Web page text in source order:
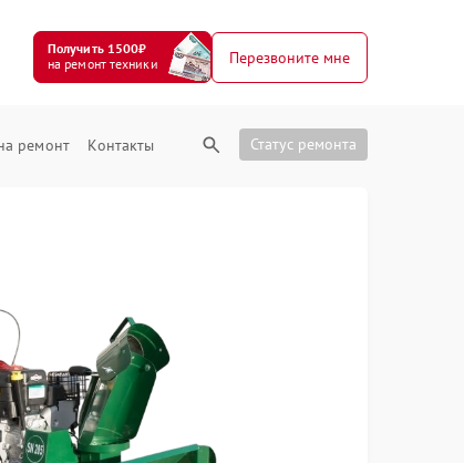
Получить 1500₽
на ремонт техники
Перезвоните мне
ремонт Контакты Статус ремонта